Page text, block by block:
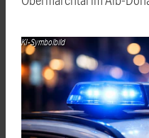
KI-Symbolbild